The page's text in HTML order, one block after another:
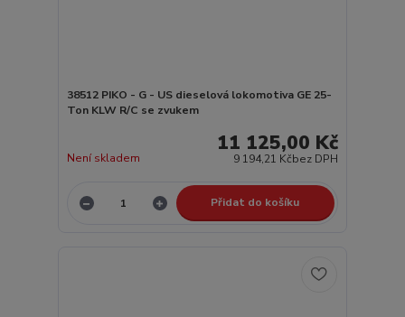
38512 PIKO - G - US dieselová lokomotiva GE 25-
Ton KLW R/C se zvukem
11 125,00 Kč
9 194,21 Kčbez DPH
Není skladem
Přidat do košíku